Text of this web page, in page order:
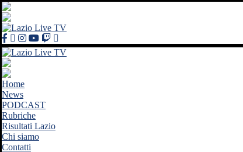
Home
News
PODCAST
Rubriche
Risultati Lazio
Chi siamo
Contatti